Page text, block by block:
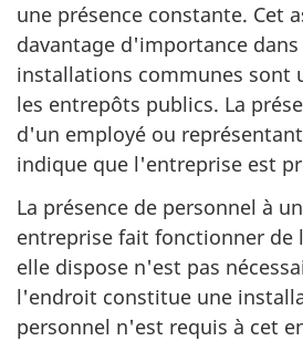
une présence constante. Cet
davantage d'importance dans
installations communes sont
les entrepôts publics. La
d'un employé ou
indique que l'entreprise est
La présence de personnel à
entreprise fait fonctionner
elle dispose n'est pas
l'endroit constitue une
personnel n'est requis à cet